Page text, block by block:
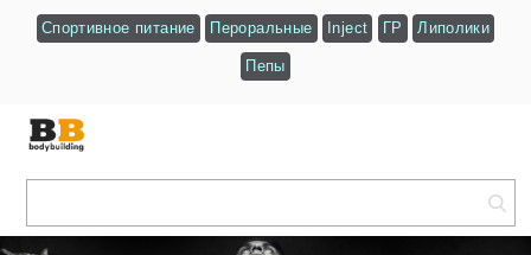
Спортивное питание Пероральные Inject ГР Липолики
Пепы